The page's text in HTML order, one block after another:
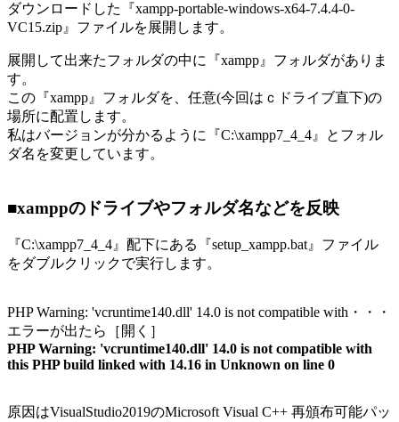
ダウンロードした『xampp-portable-windows-x64-7.4.4-0-
VC15.zip』ファイルを展開します。
展開して出来たフォルダの中に『xampp』フォルダがありま
す。
この『xampp』フォルダを、任意(今回はｃドライブ直下)の
場所に配置します。
私はバージョンが分かるように『C:\xampp7_4_4』とフォル
ダ名を変更しています。
■xamppのドライブやフォルダ名などを反映
『C:\xampp7_4_4』配下にある『setup_xampp.bat』ファイル
をダブルクリックで実行します。
PHP Warning: 'vcruntime140.dll' 14.0 is not compatible with・・・
エラーが出たら［開く］
PHP Warning: 'vcruntime140.dll' 14.0 is not compatible with
this PHP build linked with 14.16 in Unknown on line 0
原因はVisualStudio2019のMicrosoft Visual C++ 再頒布可能パッ